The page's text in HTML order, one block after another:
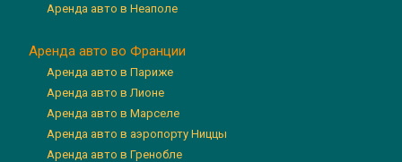
Аренда авто в Неаполе
Аренда авто во Франции
Аренда авто в Париже
Аренда авто в Лионе
Аренда авто в Марселе
Аренда авто в аэропорту Ниццы
Аренда авто в Гренобле